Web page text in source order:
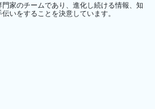
家のチームであり、進化し続ける情報、知
いをすることを決意しています。